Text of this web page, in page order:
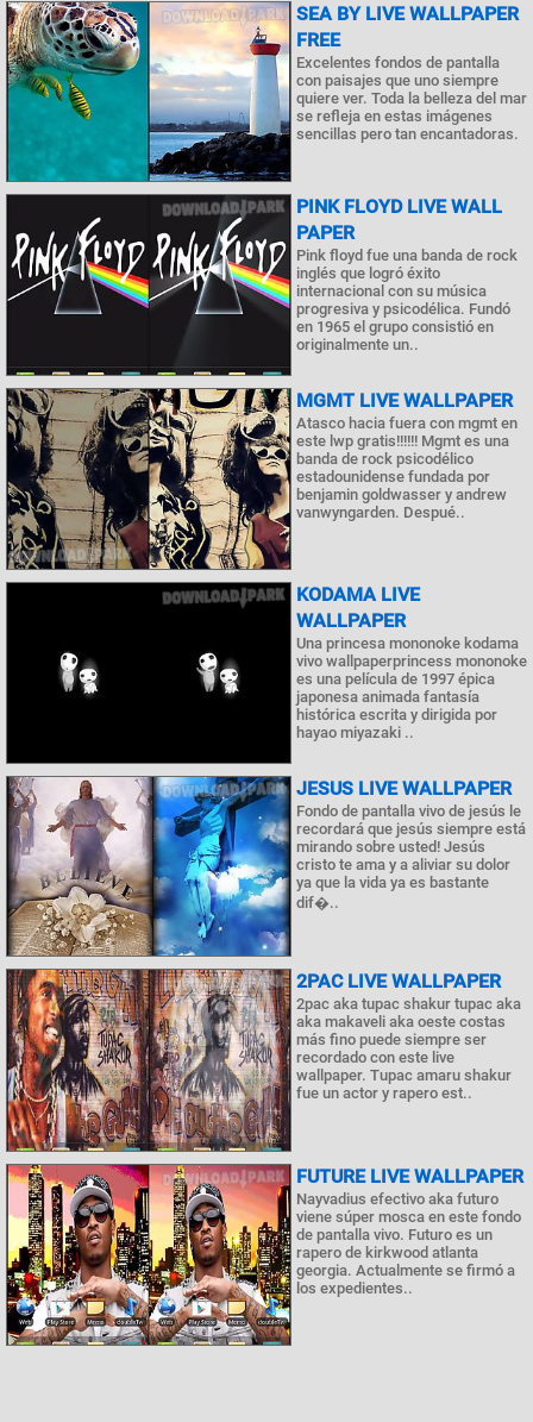
SEA BY LIVE WALLPAPER
FREE
Excelentes fondos de pantalla
con paisajes que uno siempre
quiere ver. Toda la belleza del mar
se refleja en estas imágenes
sencillas pero tan encantadoras.
PINK FLOYD LIVE WALL
PAPER
Pink floyd fue una banda de rock
inglés que logró éxito
internacional con su música
progresiva y psicodélica. Fundó
en 1965 el grupo consistió en
originalmente un..
MGMT LIVE WALLPAPER
Atasco hacia fuera con mgmt en
este lwp gratis!!!!!! Mgmt es una
banda de rock psicodélico
estadounidense fundada por
benjamin goldwasser y andrew
vanwyngarden. Despué..
KODAMA LIVE
WALLPAPER
Una princesa mononoke kodama
vivo wallpaperprincess mononoke
es una película de 1997 épica
japonesa animada fantasía
histórica escrita y dirigida por
hayao miyazaki ..
JESUS LIVE WALLPAPER
Fondo de pantalla vivo de jesús le
recordará que jesús siempre está
mirando sobre usted! Jesús
cristo te ama y a aliviar su dolor
ya que la vida ya es bastante
dif�..
2PAC LIVE WALLPAPER
2pac aka tupac shakur tupac aka
aka makaveli aka oeste costas
más fino puede siempre ser
recordado con este live
wallpaper. Tupac amaru shakur
fue un actor y rapero est..
FUTURE LIVE WALLPAPER
Nayvadius efectivo aka futuro
viene súper mosca en este fondo
de pantalla vivo. Futuro es un
rapero de kirkwood atlanta
georgia. Actualmente se firmó a
los expedientes..